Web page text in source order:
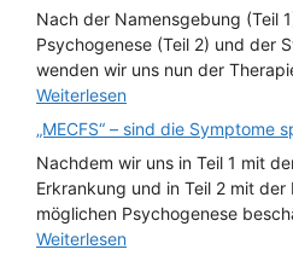
Nach der Namensgebung (Teil
Psychogenese (Teil 2) und der
wenden wir uns nun der
Weiterlesen
„MECFS“ – sind die Symptome
Nachdem wir uns in Teil 1 mit
Erkrankung und in Teil 2 mit der
möglichen Psychogenese
Weiterlesen